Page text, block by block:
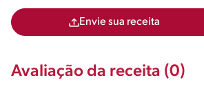
Envie sua receita
Avaliação da receita (0)